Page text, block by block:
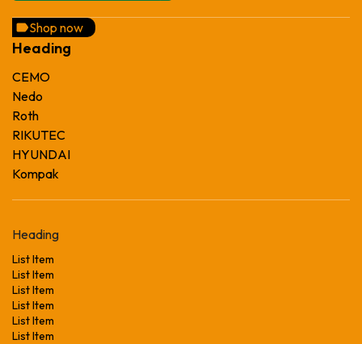
Shop now
Heading
CEMO
Nedo
Roth
RIKUTEC
HYUNDAI
Kompak
Heading
List Item
List Item
List Item
List Item
List Item
List Item